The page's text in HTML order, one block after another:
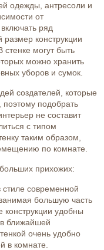
одежды, антресоли и
от
ряд
размер конструкции
стенке могут быть
можно хранить
уборов и сумок.
создателей, которые
подобрать
не составит
с типом
таким образом,
по комнате.
прихожих:
современной
большую часть
удобны
ближайшей
очень удобно
в комнате.